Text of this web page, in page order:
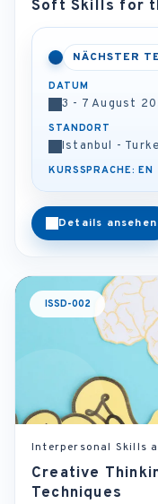
Soft Skills for
NÄCHSTER
DATUM
3 - 7 August
STANDORT
Istanbul -
KURSSPRACHE: EN
Details ansehen
ISSD-002
Interpersonal Skills
Creative
Techniques